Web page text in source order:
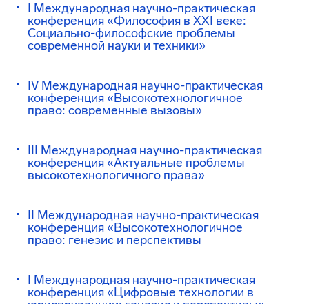
I Международная научно-практическая
конференция «Философия в XXI веке:
Социально-философские проблемы
современной науки и техники»
IV Международная научно-практическая
конференция «Высокотехнологичное
право: современные вызовы»
III Международная научно-практическая
конференция «Актуальные проблемы
высокотехнологичного права»
II Международная научно-практическая
конференция «Высокотехнологичное
право: генезис и перспективы
I Международная научно-практическая
конференция «Цифровые технологии в